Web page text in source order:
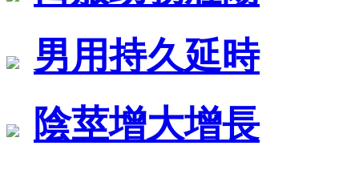
男用持久延時
陰莖增大增長